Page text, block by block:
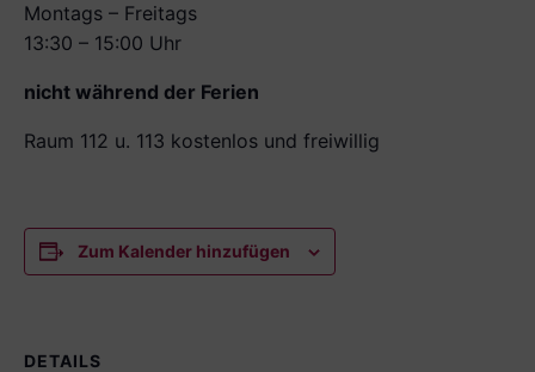
Montags – Freitags
13:30 – 15:00 Uhr
nicht während der Ferien
Raum 112 u. 113 kostenlos und freiwillig
Zum Kalender hinzufügen
DETAILS